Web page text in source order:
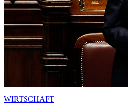
WIRTSCHAFT